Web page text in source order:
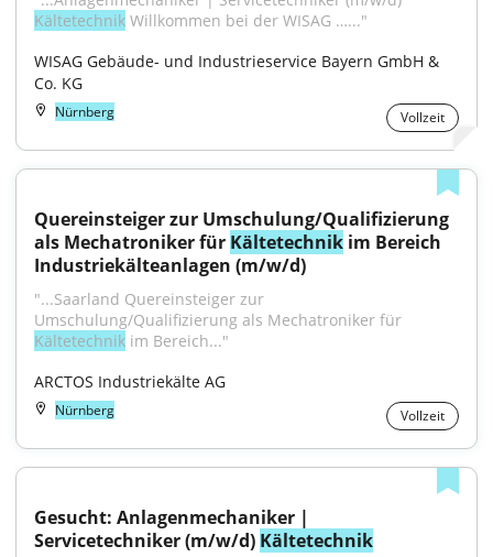
Kältetechnik Willkommen bei der WISAG …..."
WISAG Gebäude- und Industrieservice Bayern GmbH &
Co. KG
Nürnberg Vollzeit
Quereinsteiger zur Umschulung/Qualifizierung
als Mechatroniker für Kältetechnik im Bereich
Industriekälteanlagen (m/w/d)
"...Saarland Quereinsteiger zur
Kältetechnik im Bereich..."
ARCTOS Industriekälte AG
Nürnberg Vollzeit
Gesucht: Anlagenmechaniker |
Servicetechniker (m/w/d) Kältetechnik